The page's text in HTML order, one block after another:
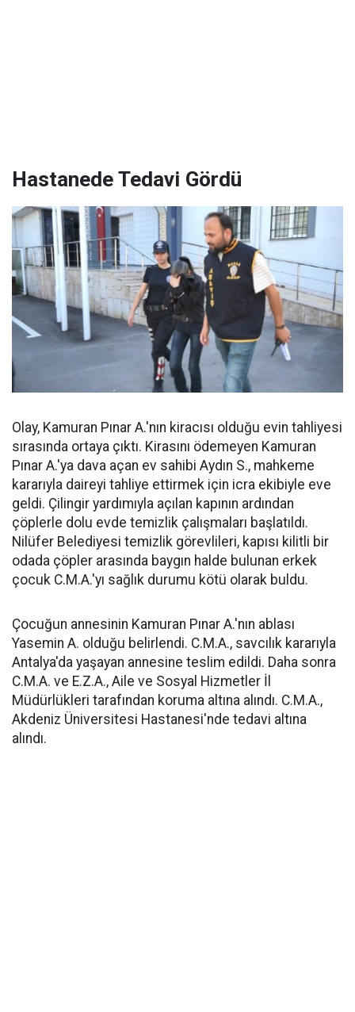
Hastanede Tedavi Gördü
Olay, Kamuran Pınar A.'nın kiracısı olduğu evin tahliyesi
sırasında ortaya çıktı. Kirasını ödemeyen Kamuran
Pınar A.'ya dava açan ev sahibi Aydın S., mahkeme
kararıyla daireyi tahliye ettirmek için icra ekibiyle eve
geldi. Çilingir yardımıyla açılan kapının ardından
çöplerle dolu evde temizlik çalışmaları başlatıldı.
Nilüfer Belediyesi temizlik görevlileri, kapısı kilitli bir
odada çöpler arasında baygın halde bulunan erkek
çocuk C.M.A.'yı sağlık durumu kötü olarak buldu.
Çocuğun annesinin Kamuran Pınar A.'nın ablası
Yasemin A. olduğu belirlendi. C.M.A., savcılık kararıyla
Antalya'da yaşayan annesine teslim edildi. Daha sonra
C.M.A. ve E.Z.A., Aile ve Sosyal Hizmetler İl
Müdürlükleri tarafından koruma altına alındı. C.M.A.,
Akdeniz Üniversitesi Hastanesi'nde tedavi altına
alındı.